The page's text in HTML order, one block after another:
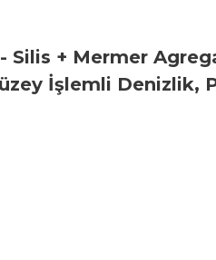
Silis + Mermer
İşlemli Denizlik,